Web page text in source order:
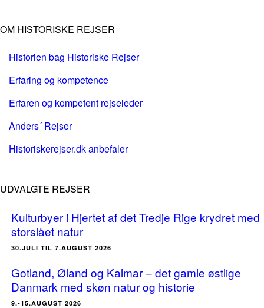
OM HISTORISKE REJSER
Historien bag Historiske Rejser
Erfaring og kompetence
Erfaren og kompetent rejseleder
Anders´ Rejser
Historiskerejser.dk anbefaler
UDVALGTE REJSER
Kulturbyer i Hjertet af det Tredje Rige krydret med
storslået natur
30.JULI TIL 7.AUGUST 2026
Gotland, Øland og Kalmar – det gamle østlige
Danmark med skøn natur og historie
9.-15.AUGUST 2026